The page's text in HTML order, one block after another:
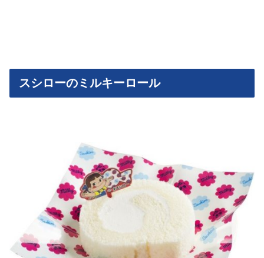
スシローのミルキーロール